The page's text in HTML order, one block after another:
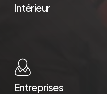
Intérieur
Entreprises